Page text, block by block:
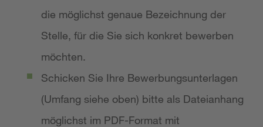
die möglichst genaue Bezeichnung der
Stelle, für die Sie sich konkret bewerben
möchten.
Schicken Sie Ihre Bewerbungsunterlagen
(Umfang siehe oben) bitte als Dateianhang
möglichst im PDF-Format mit